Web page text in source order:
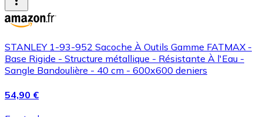
STANLEY 1-93-952 Sacoche À Outils Gamme FATMAX -
Base Rigide - Structure métallique - Résistante À l'Eau -
Sangle Bandoulière - 40 cm - 600x600 deniers
54,90 €